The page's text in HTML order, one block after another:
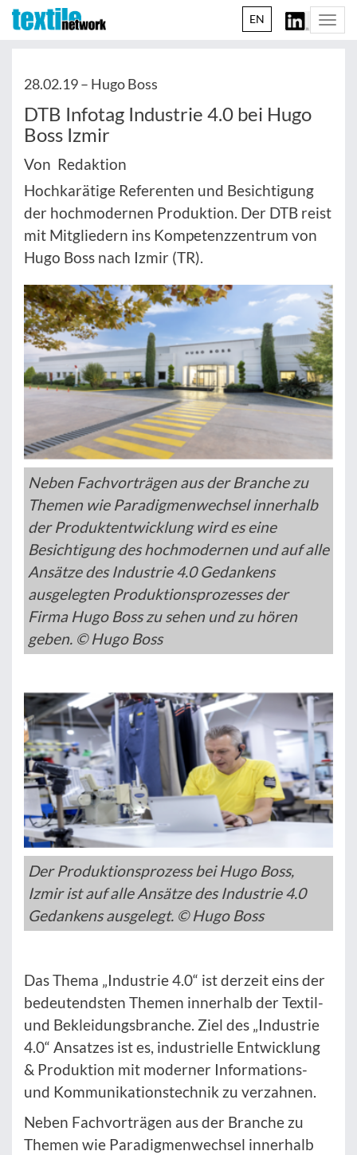
EN
28.02.19 – Hugo Boss
DTB Infotag Industrie 4.0 bei Hugo
Boss Izmir
Von Redaktion
Hochkarätige Referenten und Besichtigung
der hochmodernen Produktion. Der DTB reist
mit Mitgliedern ins Kompetenzzentrum von
Hugo Boss nach Izmir (TR).
Neben Fachvorträgen aus der Branche zu
Themen wie Paradigmenwechsel innerhalb
der Produktentwicklung wird es eine
Besichtigung des hochmodernen und auf alle
Ansätze des Industrie 4.0 Gedankens
ausgelegten Produktionsprozesses der
Firma Hugo Boss zu sehen und zu hören
geben. © Hugo Boss
Der Produktionsprozess bei Hugo Boss,
Izmir ist auf alle Ansätze des Industrie 4.0
Gedankens ausgelegt. © Hugo Boss
Das Thema „Industrie 4.0“ ist derzeit eins der
bedeutendsten Themen innerhalb der Textil-
und Bekleidungsbranche. Ziel des „Industrie
4.0“ Ansatzes ist es, industrielle Entwicklung
& Produktion mit moderner Informations-
und Kommunikationstechnik zu verzahnen.
Neben Fachvorträgen aus der Branche zu
Themen wie Paradigmenwechsel innerhalb